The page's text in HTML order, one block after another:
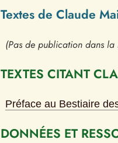
Textes de Claude
(Pas de publication dans la
TEXTES CITANT
Préface au Bestiaire
DONNÉES ET